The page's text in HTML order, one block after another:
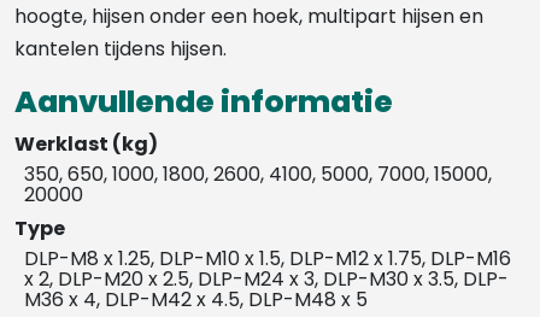
hoogte, hijsen onder een hoek, multipart hijsen en
kantelen tijdens hijsen.
Aanvullende informatie
Werklast (kg)
350, 650, 1000, 1800, 2600, 4100, 5000, 7000, 15000,
20000
Type
DLP-M8 x 1.25, DLP-M10 x 1.5, DLP-M12 x 1.75, DLP-M16
x 2, DLP-M20 x 2.5, DLP-M24 x 3, DLP-M30 x 3.5, DLP-
M36 x 4, DLP-M42 x 4.5, DLP-M48 x 5